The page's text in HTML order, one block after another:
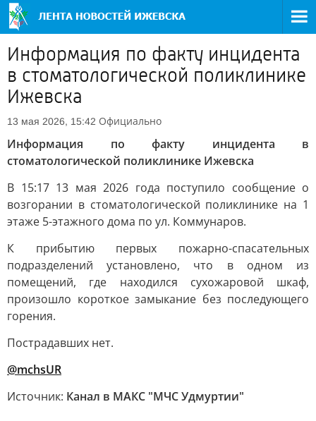
Информация по факту инцидента
в стоматологической поликлинике
Ижевска
13 мая 2026, 15:42 Официально
Информация по факту инцидента в
стоматологической поликлинике Ижевска
В 15:17 13 мая 2026 года поступило сообщение о
возгорании в стоматологической поликлинике на 1
этаже 5-этажного дома по ул. Коммунаров.
К прибытию первых пожарно-спасательных
подразделений установлено, что в одном из
помещений, где находился сухожаровой шкаф,
произошло короткое замыкание без последующего
горения.
Пострадавших нет.
@mchsUR
Источник: Канал в МАКС "МЧС Удмуртии"